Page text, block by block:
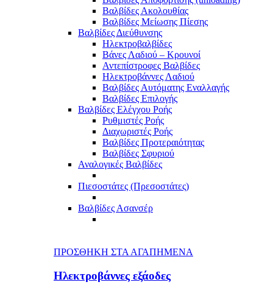
Βαλβίδες Ακολουθίας
Βαλβίδες Μείωσης Πίεσης
Βαλβίδες Διεύθυνσης
Ηλεκτροβαλβίδες
Βάνες Λαδιού – Κρουνοί
Αντεπίστροφες Βαλβίδες
Ηλεκτροβάννες Λαδιού
Βαλβίδες Αυτόματης Εναλλαγής
Βαλβίδες Επιλογής
Βαλβίδες Ελέγχου Ροής
Ρυθμιστές Ροής
Διαχωριστές Ροής
Βαλβίδες Προτεραιότητας
Βαλβίδες Σφυριού
Αναλογικές Βαλβίδες
Πιεσοστάτες (Πρεσοστάτες)
Βαλβίδες Ασανσέρ
ΠΡΟΣΘΗΚΗ ΣΤΑ ΑΓΑΠΗΜΕΝΑ
Ηλεκτροβάννες εξάοδες